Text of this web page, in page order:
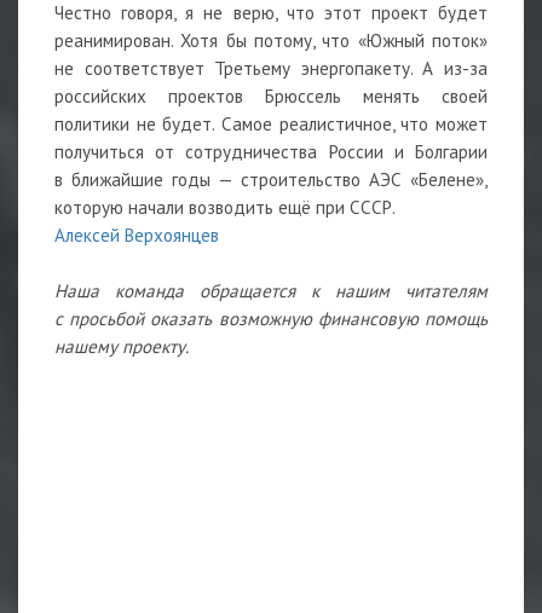
Честно говоря, я не верю, что этот проект будет
реанимирован. Хотя бы потому, что «Южный поток»
не соответствует Третьему энергопакету. А из-за
российских проектов Брюссель менять своей
политики не будет. Самое реалистичное, что может
получиться от сотрудничества России и Болгарии
в ближайшие годы — строительство АЭС «Белене»,
которую начали возводить ещё при СССР.
Алексей Верхоянцев
Наша команда обращается к нашим читателям
с просьбой оказать возможную финансовую помощь
нашему проекту.